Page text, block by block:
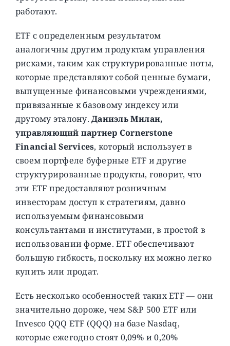
работают.
ETF с определенным результатом
аналогичны другим продуктам управления
рисками, таким как структурированные ноты,
которые представляют собой ценные бумаги,
выпущенные финансовыми учреждениями,
привязанные к базовому индексу или
другому эталону. Даниэль Милан,
управляющий партнер Cornerstone
Financial Services, который использует в
своем портфеле буферные ETF и другие
структурированные продукты, говорит, что
эти ETF предоставляют розничным
инвесторам доступ к стратегиям, давно
используемым финансовыми
консультантами и институтами, в простой в
использовании форме. ETF обеспечивают
большую гибкость, поскольку их можно легко
купить или продат.
Есть несколько особенностей таких ETF — они
значительно дороже, чем S&P 500 ETF или
Invesco QQQ ETF (QQQ) на базе Nasdaq,
которые ежегодно стоят 0,09% и 0,20%